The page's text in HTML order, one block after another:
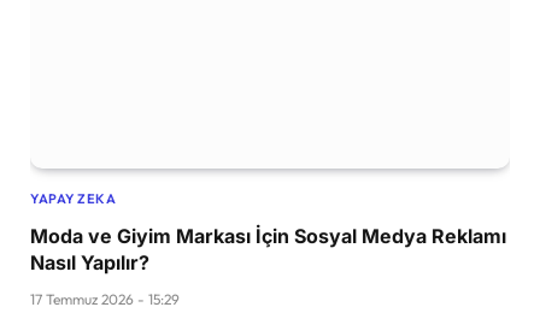
YAPAY ZEKA
Moda ve Giyim Markası İçin Sosyal Medya Reklamı
Nasıl Yapılır?
17 Temmuz 2026 - 15:29